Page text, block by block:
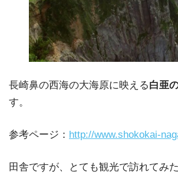
長崎鼻の西海の大海原に映える白亜
す。
参考ページ： http://www.shokokai-
田舎ですが、とても観光で訪れてみ